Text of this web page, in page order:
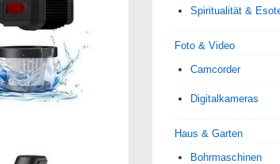
Spiri­tua­lität &
Foto & Video
Camcorder
Digitalkameras
Haus & Garten
Bohrmaschinen